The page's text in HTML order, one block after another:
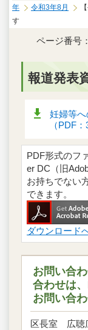
年
令和3年8月
す
ページ番号
報道発表
妊婦等へ
（PDF：
PDF形式のフ
er DC（旧
お持ちでない
できます。
ダウンロード
お問い合
合わせは
お問い合
区長室 広